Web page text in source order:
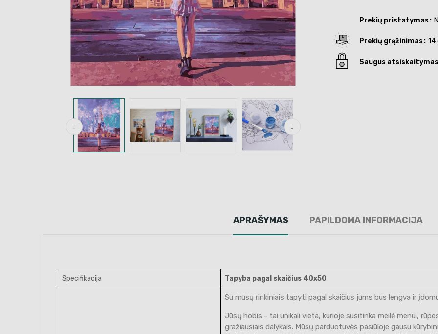
Prekių pristatymas
Prekių grąžinimas 14
Saugus atsiskaitymas
APRAŠYMAS PAPILDOMA INFORMACIJA
Specifikacija Tapyba pagal skaičius 40x50
Su mūsų rinkiniais tapyti pagal skaičius jums bus lengva ir
Jūsų hobis - tai unikali vieta, kurioje susitinka meilė menui,
gražiausiais dalykais. Mūsų parduotuvės pasiūloje gausu